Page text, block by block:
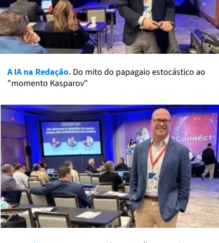
A IA na Redação. Do mito do papagaio estocástico ao
"momento Kasparov"